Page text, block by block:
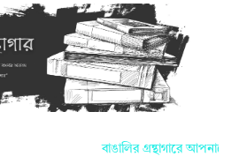
বাঙালির গ্রন্থাগারে আপনাদের